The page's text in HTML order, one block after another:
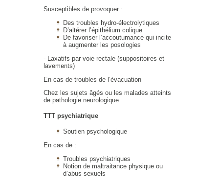
Susceptibles de provoquer :
Des troubles hydro-électrolytiques
D’altérer l’épithélium colique
De favoriser l’accoutumance qui incite
à augmenter les posologies
- Laxatifs par voie rectale (suppositoires et
lavements)
En cas de troubles de l’évacuation
Chez les sujets âgés ou les malades atteints
de pathologie neurologique
TTT psychiatrique
Soutien psychologique
En cas de :
Troubles psychiatriques
Notion de maltraitance physique ou
d’abus sexuels